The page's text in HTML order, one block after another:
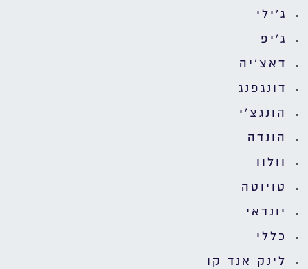
ג'ילי
ג'יפ
דאצ'יה
דונגפנג
הונגצ'י
הונדה
וולוו
טויוטה
יונדאי
כללי
לינק אנד קו